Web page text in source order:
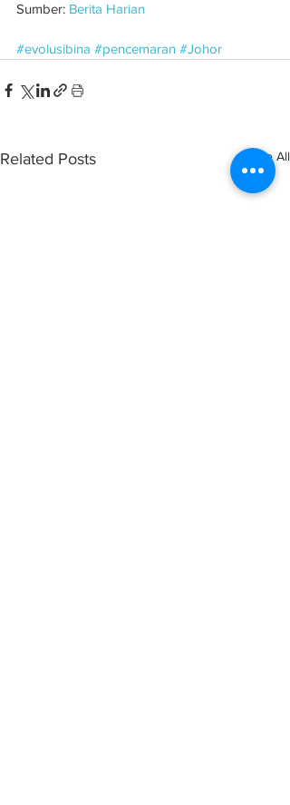
Sumber: Berita Harian
#evolusibina #pencemaran #Johor
Related Posts See All